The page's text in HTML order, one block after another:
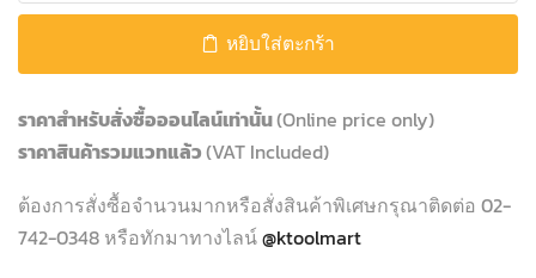
หยิบใส่ตะกร้า
ราคาสำหรับสั่งซื้อออนไลน์เท่านั้น(Online price only)
ราคาสินค้ารวมแวทแล้ว(VAT Included)
ต้องการสั่งซื้อจำนวนมากหรือสั่งสินค้าพิเศษกรุณาติดต่อ 02-
742-0348 หรือทักมาทางไลน์@ktoolmart